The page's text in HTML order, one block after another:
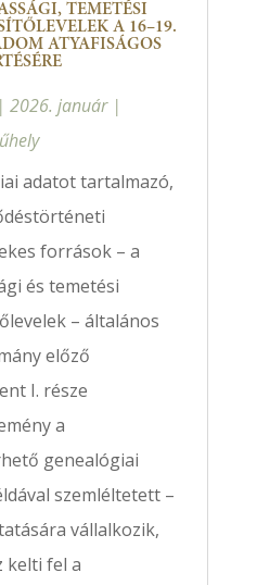
TEMETÉSI
A 16–19.
ATYAFISÁGOS
2026. január|
adatot tartalmazó,
források – a
és temetési
– általános
előző
I. része
a
genealógiai
szemléltetett –
vállalkozik,
kelti fel a